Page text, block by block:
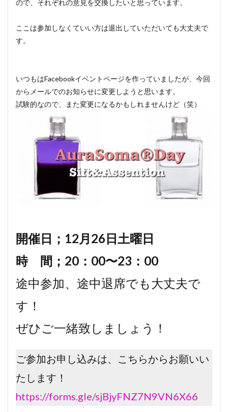
ので、それぞれの意見を交換したいと思っています。
ここは参加しなくていい方は退出していただいても大丈夫で
す。
いつもはFacebookイベントページを作っていましたが、今回
からメールでのお知らせに変更しようと思います。
試験的なので、また変更になるかもしれませんけど（笑）
開催日；12月26日土曜日
時 間；20：00〜23：00
途中参加、途中退席でも大丈夫で
す！
ぜひご一緒致しましょう！
ご参加お申し込みは、こちらからお願いい
たします！
https://forms.gle/sjBjyFNZ7N9VN6X66